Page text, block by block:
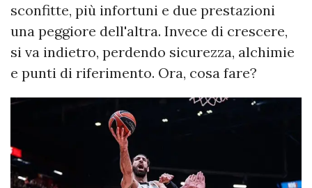
sconfitte, più infortuni e due prestazioni
una peggiore dell'altra. Invece di crescere,
si va indietro, perdendo sicurezza, alchimie
e punti di riferimento. Ora, cosa fare?